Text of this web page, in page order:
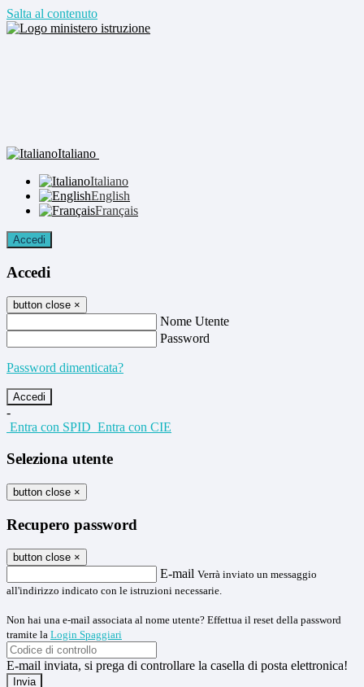
Salta al contenuto
Italiano
Italiano
English
Français
Accedi
Accedi
button close ×
Nome Utente
Password
Password dimenticata?
-
Entra con SPID Entra con CIE
Seleziona utente
button close ×
Recupero password
button close ×
E-mail Verrà inviato un messaggio
all'indirizzo indicato con le istruzioni necessarie.
Non hai una e-mail associata al nome utente? Effettua il reset della password
tramite la Login Spaggiari
E-mail inviata, si prega di controllare la casella di posta elettronica!